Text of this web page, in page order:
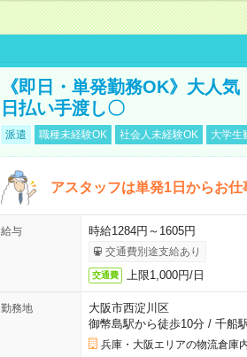
《即日・単発勤務OK》大人
日払い手渡し〇
派遣 職種未経験OK 社会人未経験OK 大学生
アスタッフは単発1日からお
給与 時給1284円～1605円
交通費別途支給あり
交通費 上限1,000円/日
勤務地
大阪市西淀川区
御幣島駅から徒歩10分/ 千船
兵庫・大阪エリアの物流倉庫